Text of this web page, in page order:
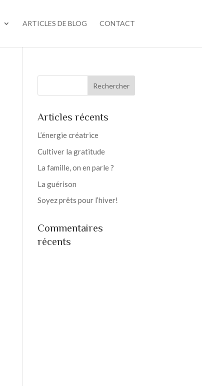
ARTICLES DE BLOG CONTACT
Articles récents
L’énergie créatrice
Cultiver la gratitude
La famille, on en parle ?
La guérison
Soyez prêts pour l’hiver!
Commentaires
récents